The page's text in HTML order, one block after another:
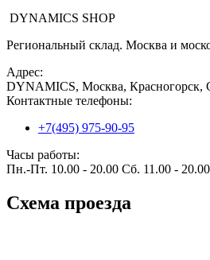
DYNAMICS SHOP
Региональный склад. Москва и
Адрес:
DYNAMICS, Москва, Красногорск,
Контактные телефоны:
+7(495) 975-90-95
Часы работы:
Пн.-Пт. 10.00 - 20.00 Сб. 11.00 - 20.00
Схема проезда